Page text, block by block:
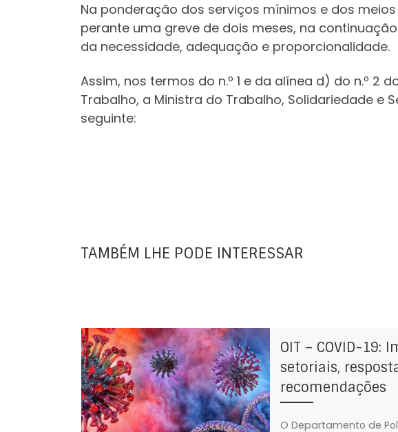
Na ponderação dos serviços mínimos e dos
perante uma greve de dois meses, na
da necessidade, adequação e proporcionalidade.
Assim, nos termos do n.º 1 e da alínea d) do n.º 2
Trabalho, a Ministra do Trabalho, Solidariedade e
seguinte:
TAMBÉM LHE PODE INTERESSAR
OIT – COVID-19:
setoriais,
recomendações
O Departamento de